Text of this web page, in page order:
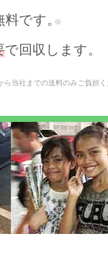
料です。
※
で回収します。
ら当社までの送料のみご負担